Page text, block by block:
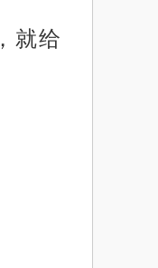
就给